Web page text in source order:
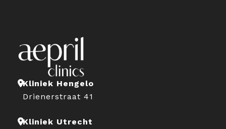
Kliniek Hengelo
Drienerstraat 41
Kliniek Utrecht